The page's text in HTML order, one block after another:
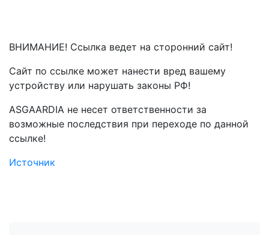
ВНИМАНИЕ! Ссылка ведет на сторонний сайт!
Сайт по ссылке может нанести вред вашему
устройству или нарушать законы РФ!
ASGAARDIA не несет ответственности за
возможные последствия при переходе по данной
ссылке!
Источник